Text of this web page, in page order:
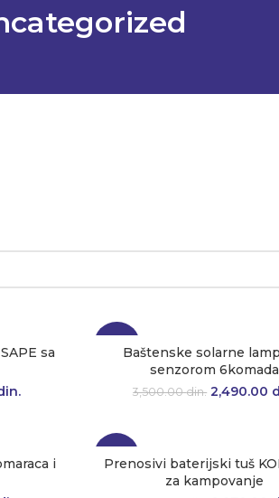
sa
cena je
-29%Baštenske solarne
senzorom 6komada
3,500.00din. 2,490.00
i
-15%
Prenosivi baterijski tuš
za kampovanje